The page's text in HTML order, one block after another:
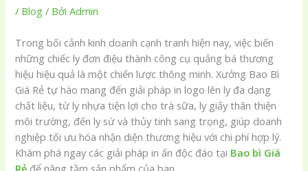
/ Blog / BởiAdmin
Trong bối cảnh kinh doanh cạnh tranh hiện nay, việc biến
những chiếc ly đơn điệu thành công cụ quảng bá thương
hiệu hiệu quả là một chiến lược thông minh. Xưởng Bao Bì
Giá Rẻ tự hào mang đến giải pháp in logo lên ly đa dạng
chất liệu, từ ly nhựa tiện lợi cho trà sữa, ly giấy thân thiện
môi trường, đến ly sứ và thủy tinh sang trọng, giúp doanh
nghiệp tối ưu hóa nhận diện thương hiệu với chi phí hợp lý.
Khám phá ngay các giải pháp in ấn độc đáo tại Bao bì Giá
Rẻ để nâng tầm sản phẩm của bạn.